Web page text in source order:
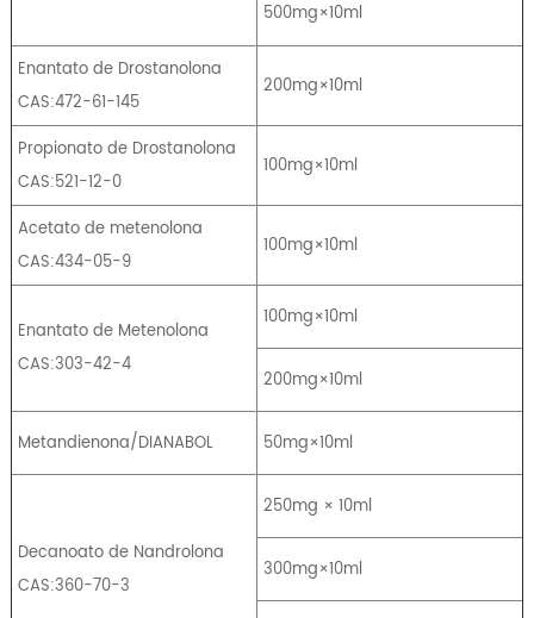
500mg×10ml
Enantato de Drostanolona
CAS:472-61-145
200mg×10ml
Propionato de Drostanolona
CAS:521-12-0
100mg×10ml
Acetato de metenolona
CAS:434-05-9
100mg×10ml
Enantato de Metenolona
CAS:303-42-4
100mg×10ml
200mg×10ml
Metandienona/DIANABOL 50mg×10ml
Decanoato de Nandrolona
CAS:360-70-3
250mg × 10ml
300mg×10ml